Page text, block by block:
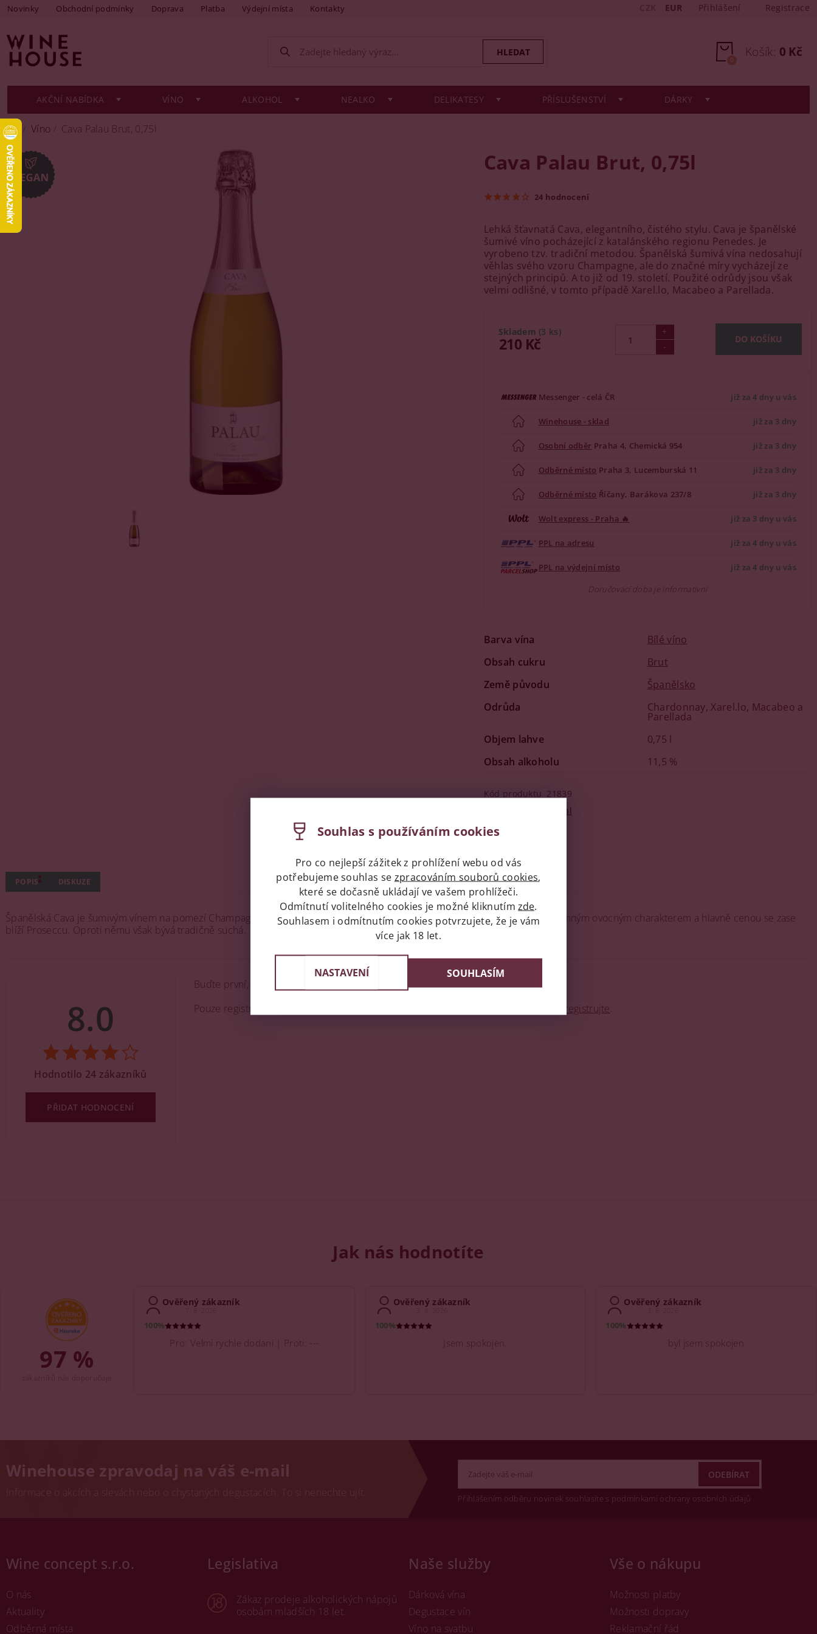
Novinky Obchodní podmínky Doprava Platba Výdejní místa Kontakty EUR Přihlášení Registrace
Košík: 0 Kč
0
AKČNÍ NABÍDKA VÍNO ALKOHOL NEALKO DELIKATESY PŘÍSLUŠENSTVÍ DÁRKY
Víno Cava Palau Brut, 0,75l
Cava Palau Brut, 0,75l
24 hodnocení
Lehká šťavnatá Cava, elegantního, čistého stylu. Cava je španělské
šumivé víno pocházející z katalánského regionu Penedes. Je
vyrobeno tzv. tradiční metodou. Španělská šumivá vína nedosahují
věhlas svého vzoru Champagne, ale do značné míry vycházejí ze
stejných principů. A to již od 19. století. Použité odrůdy jsou však
velmi odlišné, v tomto případě Xarel.lo, Macabeo a Parellada.
Skladem (3 ks)
210 Kč
Messenger - celá ČR již za 4 dny u vás
Winehouse - sklad již za 3 dny
Osobní odběr Praha 4, Chemická 954 již za 3 dny
Odběrné místo Praha 3, Lucemburská 11 již za 3 dny
Odběrné místo Říčany, Barákova 237/8 již za 3 dny
Wolt express - Praha 🔥 již za 3 dny u vás
PPL na adresu již za 4 dny u vás
PPL na výdejní místo
již za 4 dny u vás
Doručovací doba je informativní
Barva vína
Bílé víno
Obsah cukru
Brut
Země původu
Španělsko
Odrůda
Chardonnay, Xarel.lo, Macabeo a
Parellada
Objem lahve
0,75 l
Obsah alkoholu
11,5 %
Kód produktu 21839
Mont Marcal
Kategorie
POPIS DISKUZE
Španělská Cava je šumivým vínem na pomezí Champagne a Prosecca. Technologií výroby se blíží Champagne, měkkosti, příjemným ovocným charakterem a hlavně cenou se zase
blíží Proseccu. Oproti němu však bývá tradičně suchá.
Buďte první, kdo napíše příspěvek k této položce.
Pouze registrovaní uživatelé mohou vkládat příspěvky. Prosím
registrujte
8.0
Hodnotilo 24 zákazníků
PŘIDAT HODNOCENÍ
Jak nás hodnotíte
97 %
Ověřený zákazník
7. 8. 2026
100%
Pro: Velmi rychle dodani | Proti: ---
Ověřený zákazník
3. 8. 2026
100%
Jsem spokojen.
Ověřený zákazník
3. 8. 2026
100%
byl jsem spokojen
Winehouse zpravodaj na váš e-mail
Informace o akcích a slevách nebo o chystaných degustacích. To si nenechte ujít. Přihlášením odběru novinek souhlasíte s podmínkami ochrany osobních údajů
Wine concept s.r.o.
O nás
Aktuality
Odběrná místa
Legislativa
Zákaz prodeje alkoholických nápojů
osobám mladších 18 let.
Naše služby
Dárková vína
Degustace vín
Víno na svatbu
Vše o nákupu
Možnosti platby
Možnosti dopravy
Reklamační řád
Souhlas s používáním cookies
Pro co nejlepší zážitek z prohlížení webu od vás
potřebujeme souhlas se zpracováním souborů cookies,
které se dočasně ukládají ve vašem prohlížeči.
Odmítnutí volitelného cookies je možné kliknutímzde.
Souhlasem i odmítnutím cookies potvrzujete, že je vám
více jak 18 let.
NASTAVENÍ SOUHLASÍM